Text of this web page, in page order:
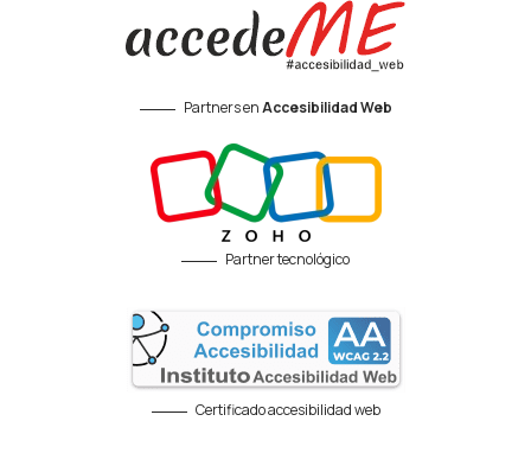
Partners enAccesibilidad Web
Partner tecnológico
Certificado accesibilidad web